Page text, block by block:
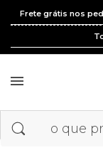
Frete grátis nos